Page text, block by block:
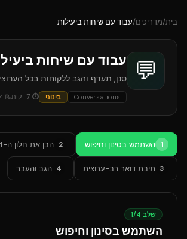
בית/מדריכים/עבוד עם שיחות ביעילות
💬 עבוד עם שיחות
סנן, תעדף והגב ללקוחות בכל
Conversations בינוני ⏱
7 דקות📝
4
1 השתמש בסינון וחיפוש 2 הבן את חלון ה-24 שעות
3 תיבת דואר רב-ערוצית 4 הגב והעבר
שלב 1/4
השתמש בסינון וחיפוש